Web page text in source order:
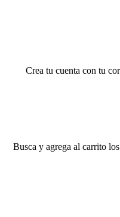
Crea tu cuenta con tu
Busca y agrega al carrito